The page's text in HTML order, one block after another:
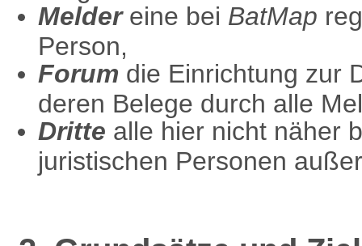
Meldereine bei BatMap
Person,
Forum die Einrichtung zur
deren Belege durch alle
Dritte alle hier nicht näher
juristischen Personen